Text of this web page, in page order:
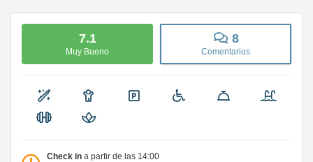
7.1
Muy Bueno
8
Comentarios
Check in a partir de las 14:00